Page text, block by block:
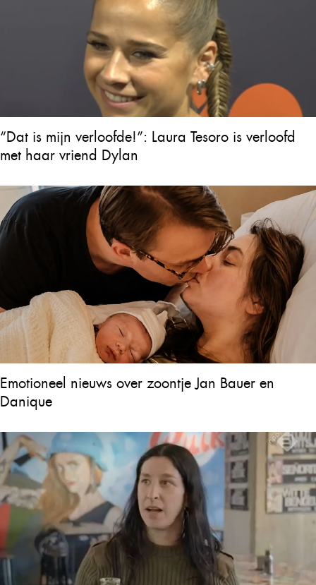
“Dat is mijn verloofde!”: Laura Tesoro is verloofd
met haar vriend Dylan
Emotioneel nieuws over zoontje Jan Bauer en
Danique